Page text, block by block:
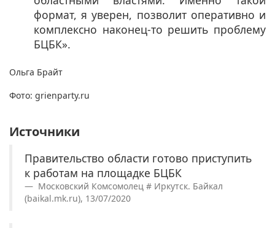
формат, я уверен, позволит оперативно и
комплексно наконец-то решить проблему
БЦБК».
Ольга Брайт
Фото: grienparty.ru
Источники
Правительство области готово приступить
к работам на площадке БЦБК
Московский Комсомолец # Иркутск. Байкал
(baikal.mk.ru), 13/07/2020